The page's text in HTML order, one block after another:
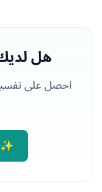
هل
احصل على